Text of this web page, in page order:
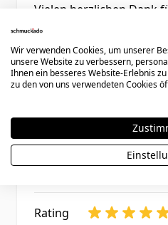
Vielen herzlichen Dank
Lieferung. Das
Die Gravur ist sehr
Rating
Chloé
Das Leder ist sehr
Rating
Wir verwenden Cookies, um unserer
unsere Website zu verbessern,
Ihnen ein besseres Website-Erlebnis
zu den von uns verwendeten Cookies